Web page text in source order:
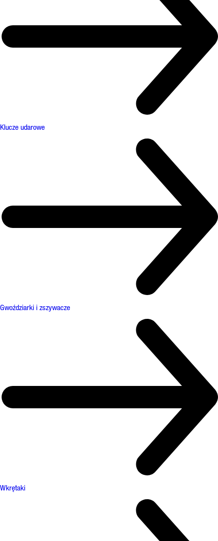
Klucze udarowe
Gwoździarki i zszywacze
Wkrętaki